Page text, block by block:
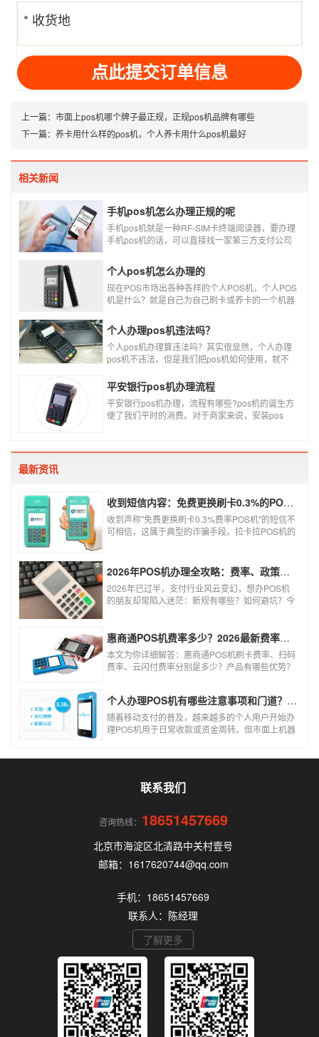
* 收货地
址
上一篇： 市面上pos机哪个牌子最正规，正规pos机品牌有哪些
下一篇： 养卡用什么样的pos机，个人养卡用什么pos机最好
相关新闻
手机pos机怎么办理正规的呢
手机pos机就是一种RF-SIM卡终端阅读器，要办理
手机pos机的话，可以直接找一家第三方支付公司
个人pos机怎么办理的
现在POS市场出各种各样的个人POS机，个人POS
机是什么？就是自己为自己刷卡或养卡的一个机器
个人办理pos机违法吗？
个人pos机办理算违法吗？其实很显然，个人办理
pos机不违法，但是我们把pos机如何使用，就不
现，套现不换，那么我们这样使用pos机肯定就是
违法的，只有我们在安全的使用之下，我们的个人
办理的pos机才是正规的，但是自己刷自己信用卡
用自己的pos机，这样只是算违规，只要我们按时
干扰到他人，不恶意套现银行，那么我们的行为犯
平安银行pos机办理流程
平安银行pos机办理，流程有哪些?pos机的诞生方
便了我们平时的消费。对于商家来说，安装pos
最新资讯
收到短信内容：免费更换刷卡0.3%的POS机，可以相信吗？
收到声称"免费更换刷卡0.3%费率POS机"的短信不
可相信，这属于典型的诈骗手段。拉卡拉POS机的
风险。以下结合权威信息分析原因及应对建议：2026年POS机办理全攻略：费率、政策、避坑一篇讲清
2026年已过半，支付行业风云变幻，想办POS机
的朋友却常陷入迷茫：新规有哪些？如何避坑？今
使用！
惠商通POS机费率多少？2026最新费率标准及办理全攻略
本文为你详细解答：惠商通POS机刷卡费率、扫码
费率、云闪付费率分别是多少？产品有哪些优势？
个人办理POS机有哪些注意事项和门道？（2026最新避坑指南）
随着移动支付的普及，越来越多的个人用户开始办
理POS机用于日常收款或资金周转。但市面上机器
联系我们
咨询热线： 18651457669
北京市海淀区北清路中关村壹号
邮箱：1617620744@qq.com
手机：18651457669
联系人：陈经理
了解更多